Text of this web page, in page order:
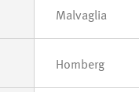
Malvaglia
Homberg